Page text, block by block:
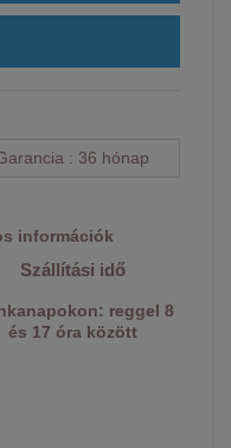
36 hónap
információk
Szállítási idő
reggel 8
és 17 óra között